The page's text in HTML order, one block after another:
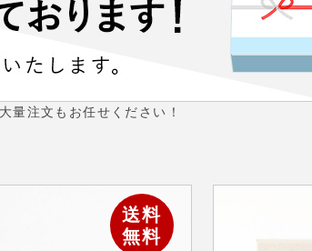
量注文もお任せください！
送料
無料